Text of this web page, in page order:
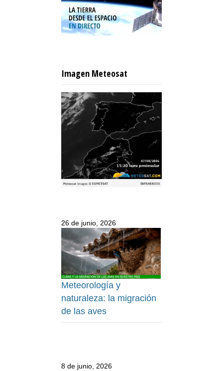
Imagen Meteosat
26 de junio, 2026
Meteorología y
naturaleza: la migración
de las aves
8 de junio, 2026